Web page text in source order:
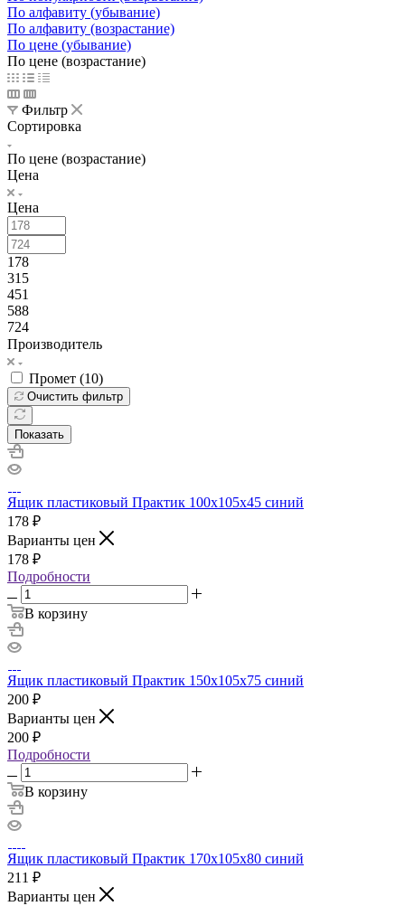
По алфавиту (убывание)
По алфавиту (возрастание)
По цене (убывание)
По цене (возрастание)
Фильтр
Сортировка
По цене (возрастание)
Цена
Цена
178
315
451
588
724
Производитель
Промет (10)
Очистить фильтр
Показать
Ящик пластиковый Практик 100х105х45 синий
178 ₽
Варианты цен
178 ₽
Подробности
В корзину
Ящик пластиковый Практик 150х105х75 синий
200 ₽
Варианты цен
200 ₽
Подробности
В корзину
Ящик пластиковый Практик 170x105x80 синий
211 ₽
Варианты цен